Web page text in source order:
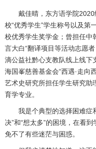
戴佳晴，东方语学院2020
校“优秀学生”学生称号以及第
校优秀学生奖学金；曾担任中
言大白“翻译项目等活动志愿
滴公益社黔心支教队线上线下
海国峯慈善基金会“西遇·走向
艺术史研究所担任学生研究助
育学专业。
我是个典型的选择困难症
决”和“想太多”的困境，在看
免不了有些迷茫与困惑。